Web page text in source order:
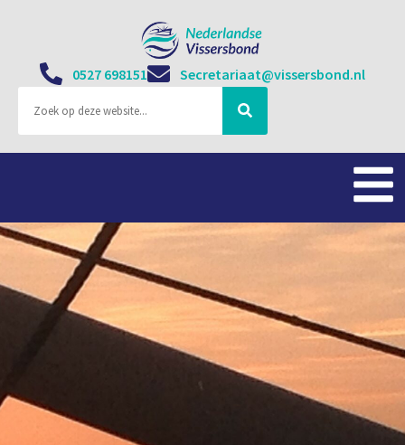
0527 698151 Secretariaat@vissersbond.nl